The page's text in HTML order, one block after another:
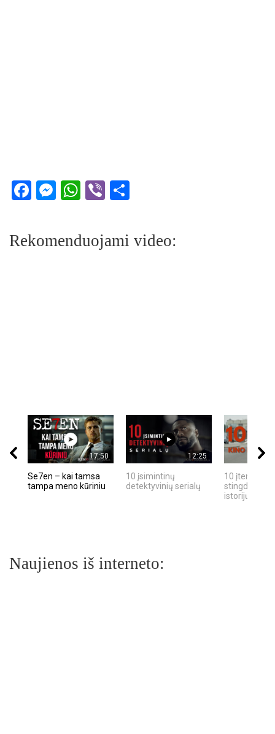
Facebook
Messenger
WhatsApp
Viber
Rekomenduojami video:
17:50
Se7en – kai tamsa
tampa meno kūriniu
12:25
10 įsimintinų
detektyvinių serialų
10 įtemptų,
stingdančių
istorijų
Naujienos iš interneto: